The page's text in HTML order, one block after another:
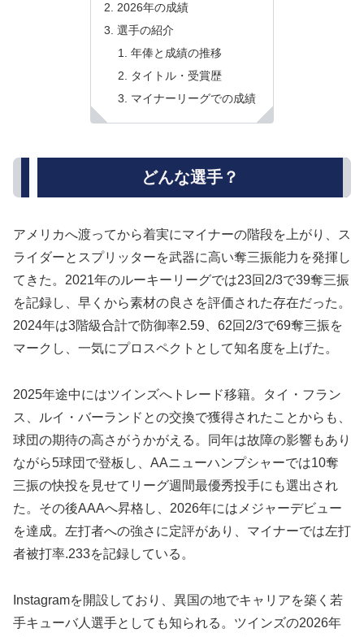
2026年の成績
選手の紹介
年俸と成績の推移
タイトル・受賞歴
マイナーリーグでの成績
どんな選手？
アメリカへ渡ってから着実にマイナーの階段を上がり、ス
ライダーとスプリッターを武器に高い奪三振能力を発揮し
てきた。2021年のルーキーリーグでは23回2/3で39奪三振
を記録し、早くから素材の良さを評価された存在だった。
2024年は3階級合計で防御率2.59、62回2/3で69奪三振を
マークし、一気にプロスペクトとして知名度を上げた。
2025年途中にはツインズへトレード移籍。タイ・フラン
ス、ルイ・バーランドとの交換で獲得されたことからも、
球団の期待の高さがうかがえる。同年は故障の影響もあり
ながら5球団で登板し、AAニューハンプシャーでは10奪
三振の快投を見せてリーグ週間最優秀投手にも選出され
た。その後AAAへ昇格し、2026年にはメジャーデビュー
を達成。左打者への強さに定評があり、マイナーでは左打
者被打率.233を記録している。
Instagramを開設しており、異国の地でキャリアを築く若
手キューバ人選手としても知られる。ツインズの2026年